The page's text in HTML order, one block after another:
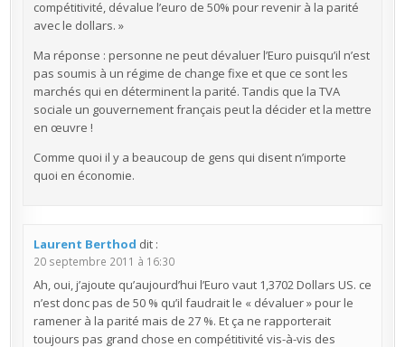
compétitivité, dévalue l’euro de 50% pour revenir à la parité
avec le dollars. »
Ma réponse : personne ne peut dévaluer l’Euro puisqu’il n’est
pas soumis à un régime de change fixe et que ce sont les
marchés qui en déterminent la parité. Tandis que la TVA
sociale un gouvernement français peut la décider et la mettre
en œuvre !
Comme quoi il y a beaucoup de gens qui disent n’importe
quoi en économie.
Laurent Berthod dit :
20 septembre 2011 à 16:30
Ah, oui, j’ajoute qu’aujourd’hui l’Euro vaut 1,3702 Dollars US. ce
n’est donc pas de 50 % qu’il faudrait le « dévaluer » pour le
ramener à la parité mais de 27 %. Et ça ne rapporterait
toujours pas grand chose en compétitivité vis-à-vis des